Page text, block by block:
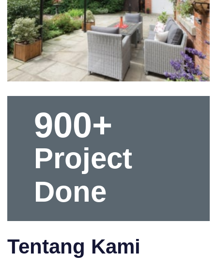
900+
Project
Done
Tentang Kami